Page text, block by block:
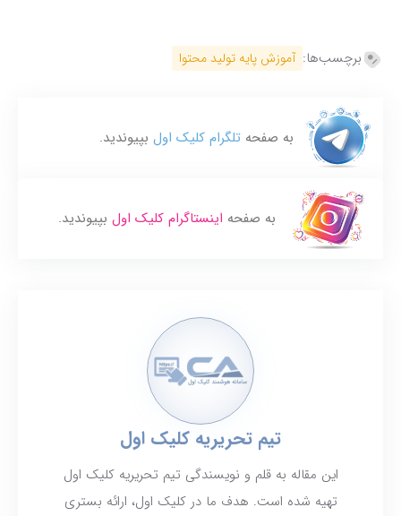
برچسب‌ها: آموزش پایه تولید محتوا
به صفحه تلگرام کلیک اول بپیوندید.
به صفحه اینستاگرام کلیک اول بپیوندید.
تیم تحریریه کلیک اول
این مقاله به قلم و نویسندگی تیم تحریریه کلیک اول
تهیه شده است. هدف ما در کلیک اول، ارائه بستری